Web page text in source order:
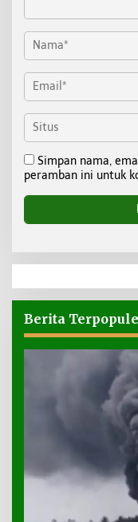
Simpan nama,
peramban ini untuk
Berita